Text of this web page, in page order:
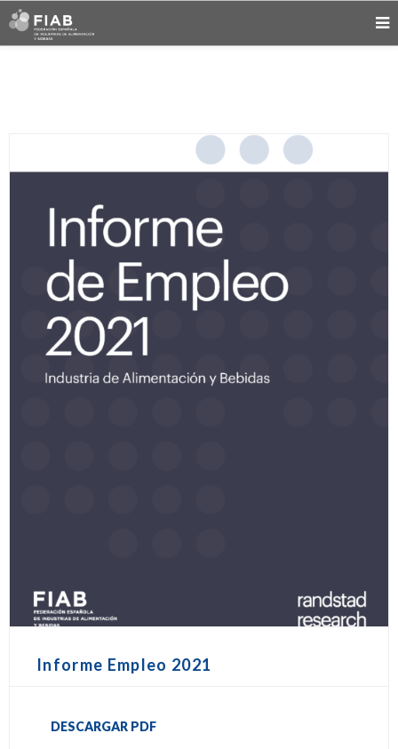
Informe Empleo 2021
DESCARGAR PDF